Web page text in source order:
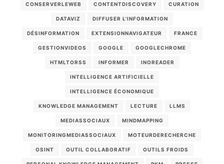
CONSERVERLEWEB CONTENTDISCOVERY CURATION
DATAVIZ DIFFUSER L'INFORMATION
DÉSINFORMATION EXTENSIONNAVIGATEUR FRANCE
GESTIONVIDEOS GOOGLE GOOGLECHROME
HTMLTORSS INFORMER INOREADER
INTELLIGENCE ARTIFICIELLE
INTELLIGENCE ÉCONOMIQUE
KNOWLEDGE MANAGEMENT LECTURE LLMS
MEDIASSOCIAUX MINDMAPPING
MONITORINGMEDIASSOCIAUX MOTEURDERECHERCHE
OSINT OUTIL COLLABORATIF OUTILS FROIDS